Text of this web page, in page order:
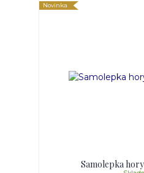
Novinka
Samolepka